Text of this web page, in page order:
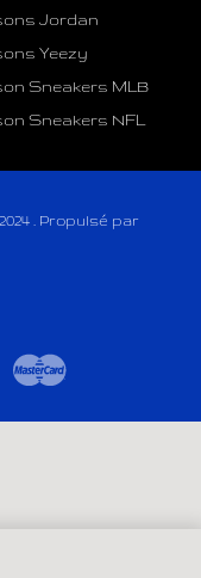
Jordan
Yeezy
Sneakers MLB
Sneakers NFL
. Propulsé par